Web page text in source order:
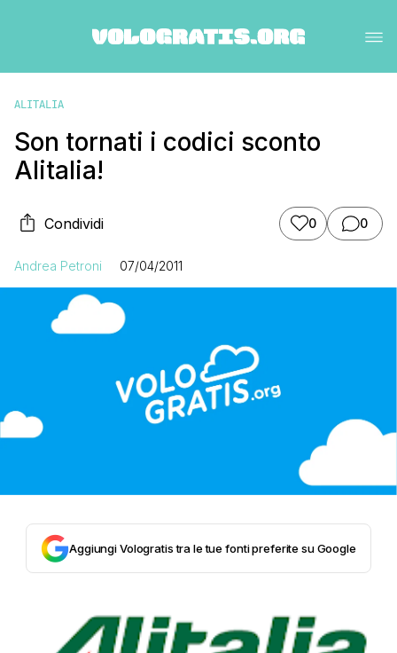
ALITALIA
Son tornati i codici sconto
Alitalia!
Condividi 0 0
Andrea Petroni 07/04/2011
Aggiungi Vologratis tra le tue fonti preferite su Google